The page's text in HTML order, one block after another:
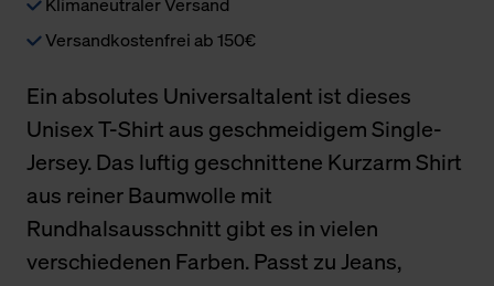
Versandkostenfrei ab 150€
Ein absolutes Universaltalent ist dieses
Unisex T-Shirt aus geschmeidigem Single-
Jersey. Das luftig geschnittene Kurzarm Shirt
aus reiner Baumwolle mit
Rundhalsausschnitt gibt es in vielen
verschiedenen Farben. Passt zu Jeans,